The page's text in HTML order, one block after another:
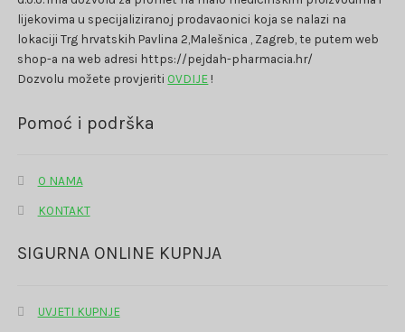
lijekovima u specijaliziranoj prodavaonici koja se nalazi na
lokaciji Trg hrvatskih Pavlina 2,Malešnica , Zagreb, te putem web
shop-a na web adresi https://pejdah-pharmacia.hr/
Dozvolu možete provjeriti OVDIJE !
Pomoć i podrška
O NAMA
KONTAKT
SIGURNA ONLINE KUPNJA
UVJETI KUPNJE